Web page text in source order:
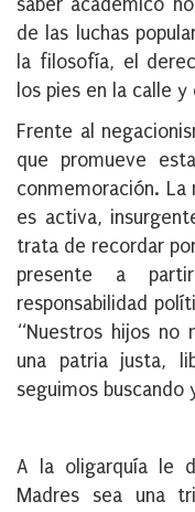
saber académico
de las luchas
la filosofía, el
los pies en la calle
Frente al
que promueve
conmemoración.
es activa,
trata de recordar
presente a
responsabilidad
“Nuestros hijos no
una patria justa,
seguimos buscando
A la oligarquía le
Madres sea una